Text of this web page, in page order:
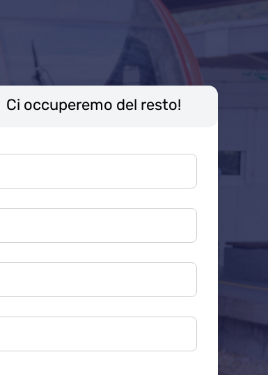
Ci occuperemo del resto!